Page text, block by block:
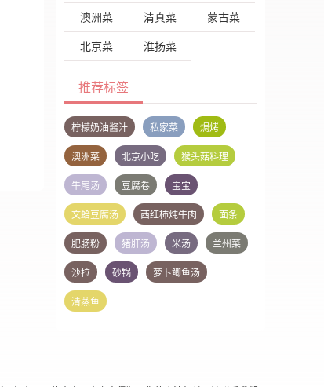
澳洲菜 清真菜 蒙古菜
北京菜 淮扬菜
推荐标签
柠檬奶油酱汁 私家菜 焗烤
澳洲菜 北京小吃 猴头菇料理
牛尾汤 豆腐卷 宝宝
文蛤豆腐汤 西红柿炖牛肉 面条
肥肠粉 猪肝汤 米汤 兰州菜
沙拉 砂锅 萝卜鲫鱼汤
清蒸鱼